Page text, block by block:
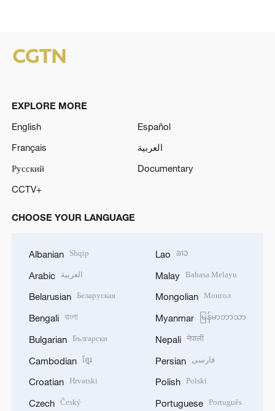
EXPLORE MORE
English
Español
Français
العربية
Русский
Documentary
CCTV+
CHOOSE YOUR LANGUAGE
Albanian Shqip
Arabic العربية
Belarusian Беларуская
Bengali বাংলা
Bulgarian Български
Cambodian ខ្មែរ
Croatian Hrvatski
Czech Český
Lao ລາວ
Malay Bahasa Melayu
Mongolian Монгол
Myanmar မြန်မာဘာသာ
Nepali नेपाली
Persian فارسی
Polish Polski
Portuguese Português